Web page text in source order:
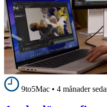
9to5Mac • 4 månader